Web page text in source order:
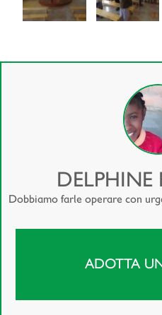
DELPHINE
Dobbiamo farle operare con
ADOTTA